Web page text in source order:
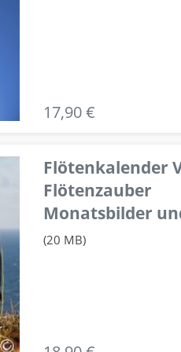
17,90 €
Flötenkalender
Flötenzauber
Monatsbilder
(20 MB)